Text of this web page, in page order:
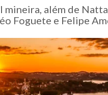
mineira, além de
Foguete e Felipe